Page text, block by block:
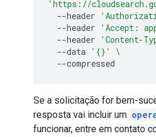
'https://
--header
--header
'Accept:
--header
'Content-
--data '{}'
\
Se a solicitação for bem-
resposta vai incluir um
funcionar, entre em contato